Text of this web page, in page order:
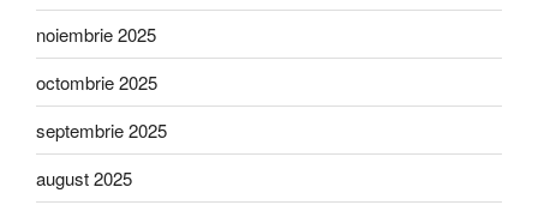
noiembrie 2025
octombrie 2025
septembrie 2025
august 2025